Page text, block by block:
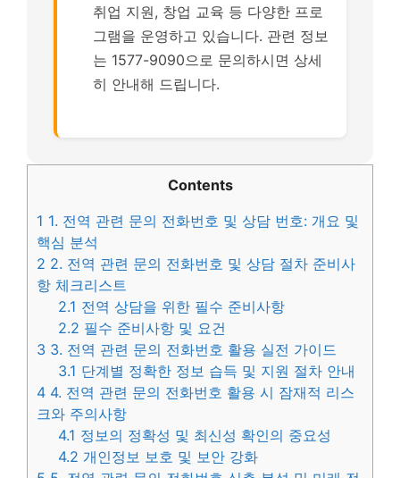
취업 지원, 창업 교육 등 다양한 프로
그램을 운영하고 있습니다. 관련 정보
는 1577-9090으로 문의하시면 상세
히 안내해 드립니다.
Contents
1 1. 전역 관련 문의 전화번호 및 상담 번호: 개요 및
핵심 분석
2 2. 전역 관련 문의 전화번호 및 상담 절차 준비사
항 체크리스트
2.1 전역 상담을 위한 필수 준비사항
2.2 필수 준비사항 및 요건
3 3. 전역 관련 문의 전화번호 활용 실전 가이드
3.1 단계별 정확한 정보 습득 및 지원 절차 안내
4 4. 전역 관련 문의 전화번호 활용 시 잠재적 리스
크와 주의사항
4.1 정보의 정확성 및 최신성 확인의 중요성
4.2 개인정보 보호 및 보안 강화